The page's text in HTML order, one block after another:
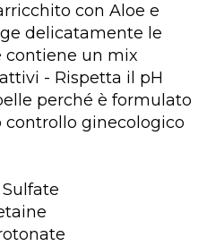
con Aloe e
delicatamente le
un mix
- Rispetta il pH
perché è formulato
controllo ginecologico